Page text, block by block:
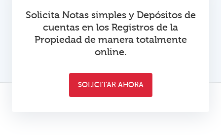
Solicita Notas simples y Depósitos de
cuentas en los Registros de la
Propiedad de manera totalmente
online.
SOLICITAR AHORA